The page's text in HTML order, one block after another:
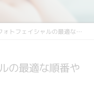
ェイシャルの最適な順番や効果の違いを徹底解説
の最適な順番や